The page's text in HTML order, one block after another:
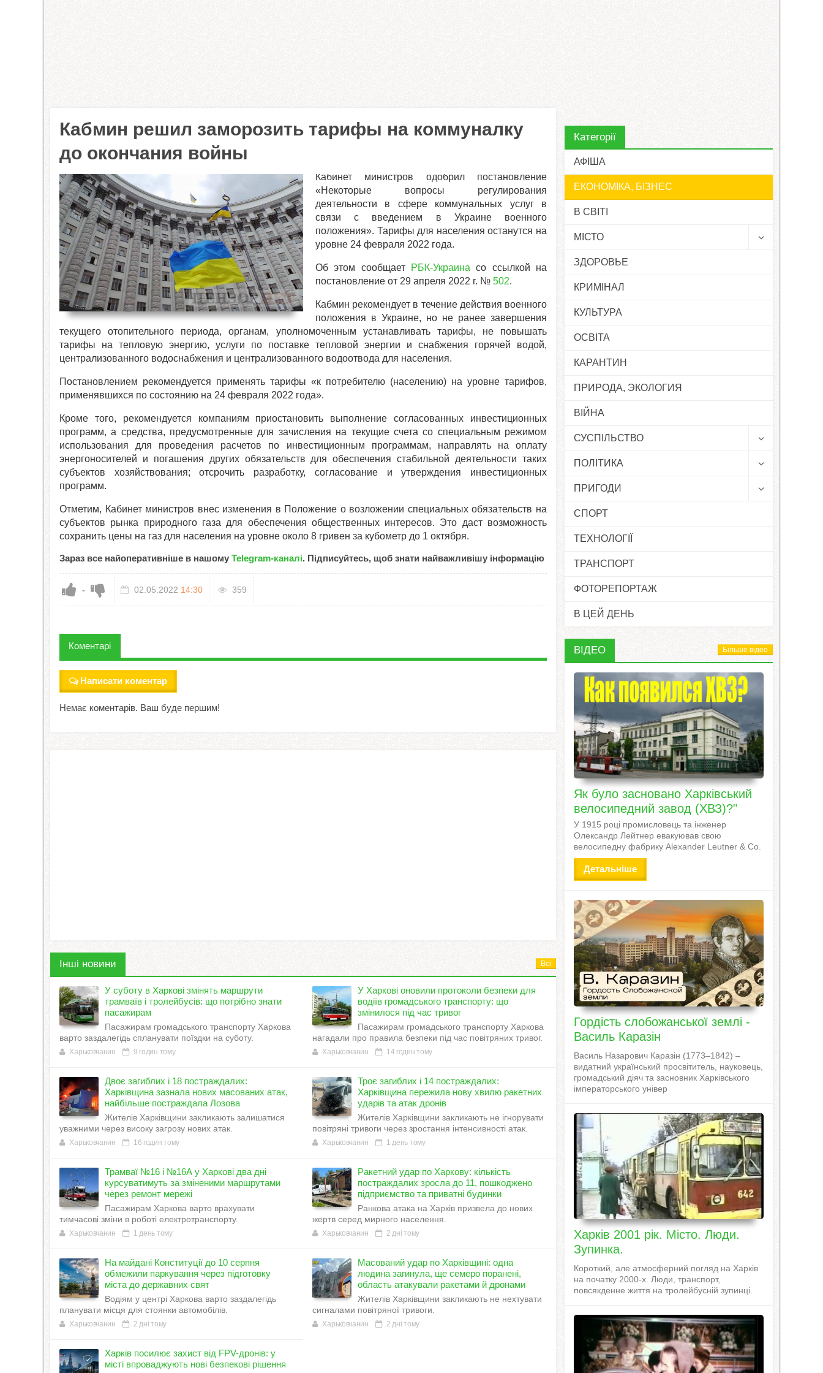
Кабмин решил заморозить тарифы на коммуналку
до окончания войны
Кабинет министров одобрил постановление
«Некоторые вопросы регулирования
деятельности в сфере коммунальных услуг в
связи с введением в Украине военного
положения». Тарифы для населения останутся на
уровне 24 февраля 2022 года.
Об этом сообщает РБК-Украина со ссылкой на
постановление от 29 апреля 2022 г. № 502.
Кабмин рекомендует в течение действия военного
положения в Украине, но не ранее завершения
текущего отопительного периода, органам, уполномоченным устанавливать тарифы, не повышать
тарифы на тепловую энергию, услуги по поставке тепловой энергии и снабжения горячей водой,
централизованного водоснабжения и централизованного водоотвода для населения.
Постановлением рекомендуется применять тарифы «к потребителю (населению) на уровне тарифов,
применявшихся по состоянию на 24 февраля 2022 года».
Кроме того, рекомендуется компаниям приостановить выполнение согласованных инвестиционных
программ, а средства, предусмотренные для зачисления на текущие счета со специальным режимом
использования для проведения расчетов по инвестиционным программам, направлять на оплату
энергоносителей и погашения других обязательств для обеспечения стабильной деятельности таких
субъектов хозяйствования; отсрочить разработку, согласование и утверждения инвестиционных
программ.
Отметим, Кабинет министров внес изменения в Положение о возложении специальных обязательств на
субъектов рынка природного газа для обеспечения общественных интересов. Это даст возможность
сохранить цены на газ для населения на уровне около 8 гривен за кубометр до 1 октября.
Зараз все найоперативніше в нашому Telegram-каналі. Підписуйтесь, щоб знати найважливішу інформацію
- 02.05.2022 14:30 359
Коментарі
Написати коментар
Немає коментарів. Ваш буде першим!
Інші новини Всі
У суботу в Харкові змінять маршрути
трамваїв і тролейбусів: що потрібно знати
пасажирам
Пасажирам громадського транспорту Харкова
варто заздалегідь спланувати поїздки на суботу.
Харьковчанин 9 годин тому
У Харкові оновили протоколи безпеки для
водіїв громадського транспорту: що
змінилося під час тривог
Пасажирам громадського транспорту Харкова
нагадали про правила безпеки під час повітряних тривог.
Харьковчанин 14 годин тому
Двоє загиблих і 18 постраждалих:
Харківщина зазнала нових масованих атак,
найбільше постраждала Лозова
Жителів Харківщини закликають залишатися
уважними через високу загрозу нових атак.
Харьковчанин 16 годин тому
Троє загиблих і 14 постраждалих:
Харківщина пережила нову хвилю ракетних
ударів та атак дронів
Жителів Харківщини закликають не ігнорувати
повітряні тривоги через зростання інтенсивності атак.
Харьковчанин 1 день тому
Трамваї №16 і №16А у Харкові два дні
курсуватимуть за зміненими маршрутами
через ремонт мережі
Пасажирам Харкова варто врахувати
тимчасові зміни в роботі електротранспорту.
Харьковчанин 1 день тому
Ракетний удар по Харкову: кількість
постраждалих зросла до 11, пошкоджено
підприємство та приватні будинки
Ранкова атака на Харків призвела до нових
жертв серед мирного населення.
Харьковчанин 2 дні тому
На майдані Конституції до 10 серпня
обмежили паркування через підготовку
міста до державних свят
Водіям у центрі Харкова варто заздалегідь
планувати місця для стоянки автомобілів.
Харьковчанин 2 дні тому
Масований удар по Харківщині: одна
людина загинула, ще семеро поранені,
область атакували ракетами й дронами
Жителів Харківщини закликають не нехтувати
сигналами повітряної тривоги.
Харьковчанин 2 дні тому
Харків посилює захист від FPV-дронів: у
місті впроваджують нові безпекові рішення
Категорії
АФІША
ЕКОНОМІКА, БІЗНЕС
В СВІТІ
МІСТО
ЗДОРОВЬЕ
КРИМІНАЛ
КУЛЬТУРА
ОСВІТА
КАРАНТИН
ПРИРОДА, ЭКОЛОГИЯ
ВІЙНА
СУСПІЛЬСТВО
ПОЛІТИКА
ПРИГОДИ
СПОРТ
ТЕХНОЛОГІЇ
ТРАНСПОРТ
ФОТОРЕПОРТАЖ
В ЦЕЙ ДЕНЬ
ВІДЕО Більше відео
Як було засновано Харківський
велосипедний завод (ХВЗ)?"
У 1915 році промисловець та інженер
Олександр Лейтнер евакуював свою
велосипедну фабрику Alexander Leutner & Co.
Детальніше
Гордість слобожанської землі -
Василь Каразін
Василь Назарович Каразін (1773–1842) –
видатний український просвітитель, науковець,
громадський діяч та засновник Харківського
імператорського універ
Харків 2001 рік. Місто. Люди.
Зупинка.
Короткий, але атмосферний погляд на Харків
на початку 2000-х. Люди, транспорт,
повсякденне життя на тролейбусній зупинці.